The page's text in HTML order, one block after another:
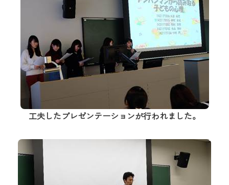
工夫したプレゼンテーションが行われました。